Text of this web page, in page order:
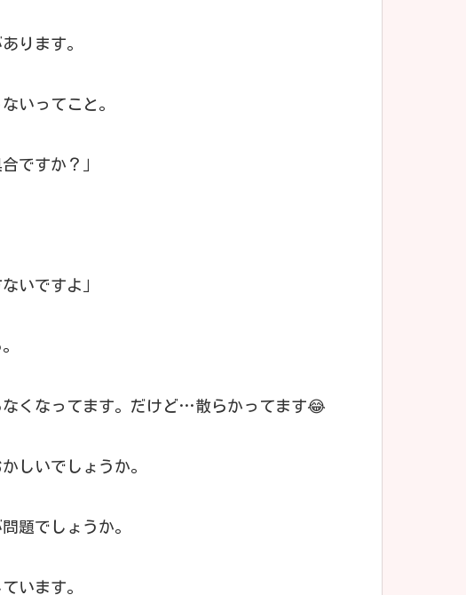
ります。
いってこと。
ですか？」
いですよ」
くなってます。だけど…散らかってます😂
しいでしょうか。
題でしょうか。
います。